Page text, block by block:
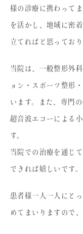
様の診療に携わって
を活かし、地域に密
立てればと思っており
当院は、一般整形外
ョン・スポーツ整形
います。また、専門
超音波エコーによる
す。
当院での治療を通じ
できれば嬉しいです。
患者様一人一人にと
めてまいりますので